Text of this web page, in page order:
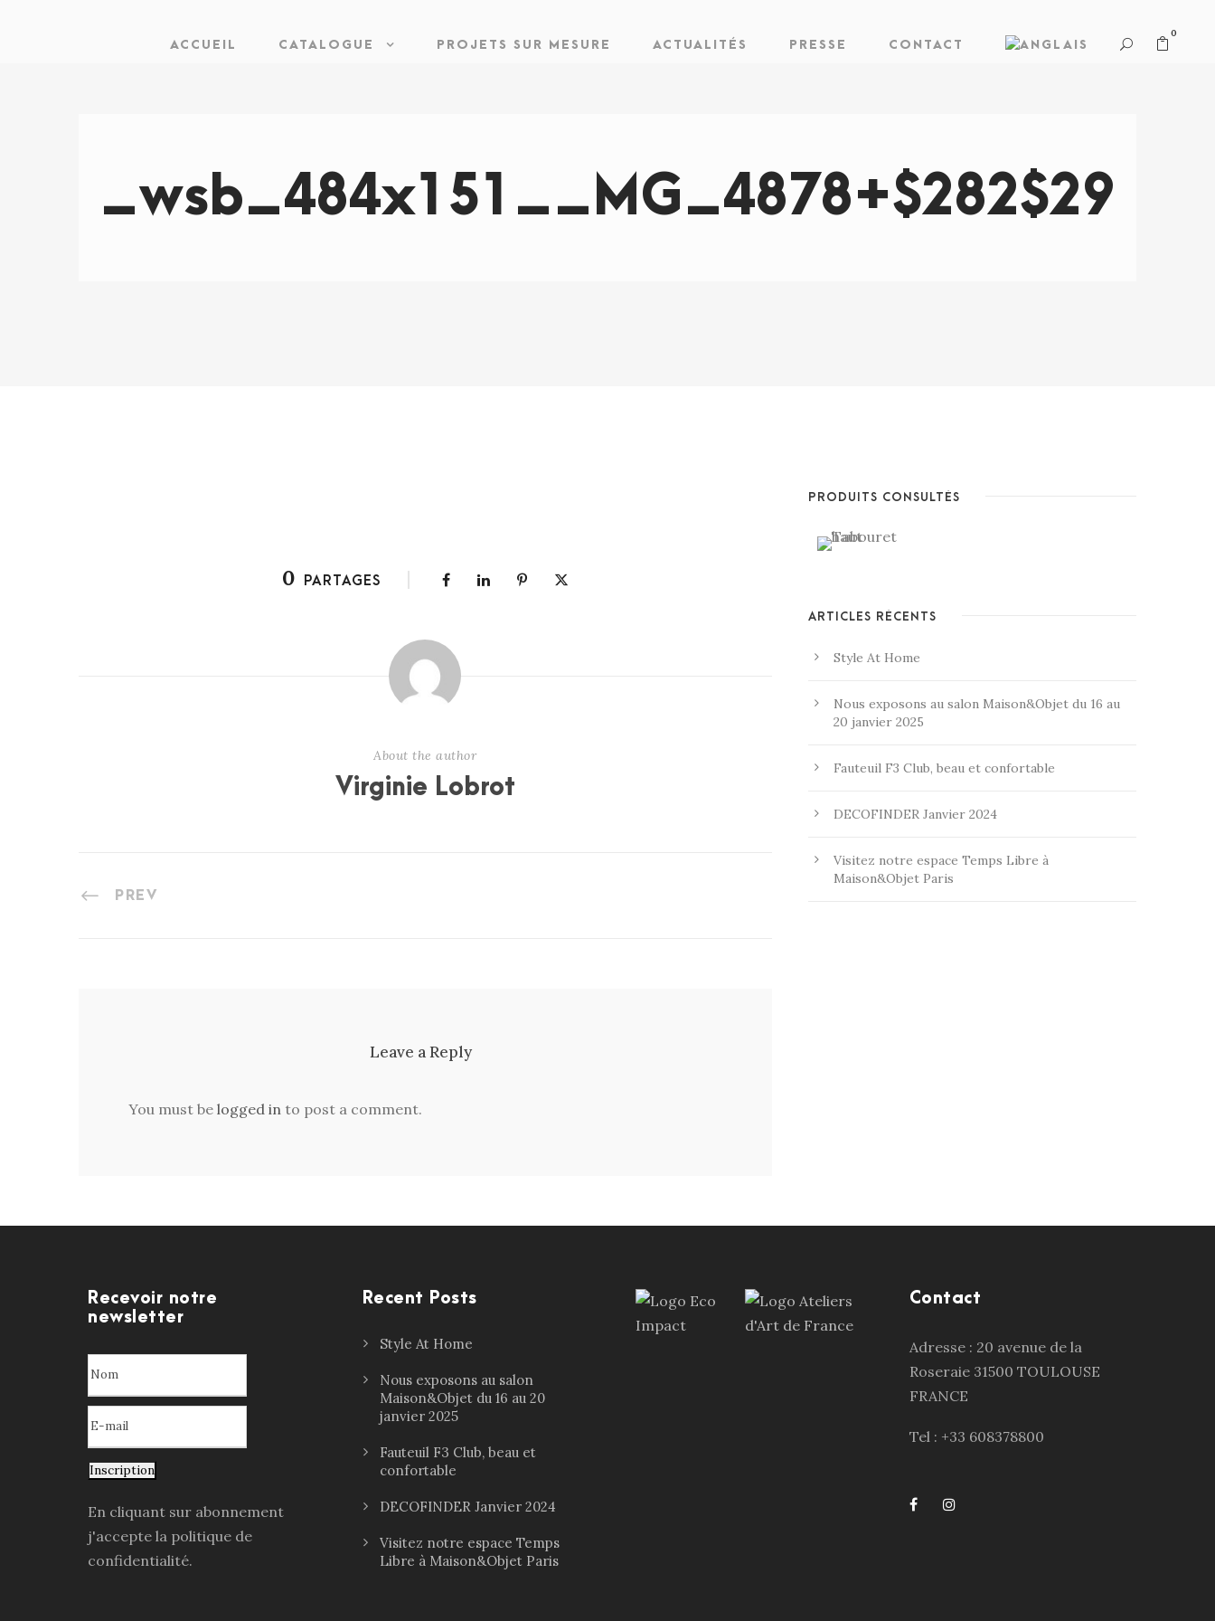
ACCUEIL CATALOGUE PROJETS SUR MESURE ACTUALITÉS PRESSE CONTACT
0
_wsb_484x151__MG_4878+$282$29
0 PARTAGES
About the author
Virginie Lobrot
PREV
Leave a Reply
You must be logged in to post a comment.
PRODUITS CONSULTÉS
ARTICLES RÉCENTS
Style At Home
Nous exposons au salon Maison&Objet du 16 au
20 janvier 2025
Fauteuil F3 Club, beau et confortable
DECOFINDER Janvier 2024
Visitez notre espace Temps Libre à
Maison&Objet Paris
Recevoir notre
newsletter
Inscription
En cliquant sur abonnement
j'accepte la politique de
confidentialité.
Recent Posts
Style At Home
Nous exposons au salon
Maison&Objet du 16 au 20
janvier 2025
Fauteuil F3 Club, beau et
confortable
DECOFINDER Janvier 2024
Visitez notre espace Temps
Libre à Maison&Objet Paris
Contact
Adresse : 20 avenue de la
Roseraie 31500 TOULOUSE
FRANCE
Tel : +33 608378800